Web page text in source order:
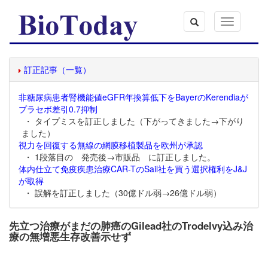
Toggle
navigation
訂正記事（一覧）
非糖尿病患者腎機能値eGFR年換算低下をBayerのKerendiaが
プラセボ差引0.7抑制
・ タイプミスを訂正しました（下がってきました→下がり
ました）
視力を回復する無線の網膜移植製品を欧州が承認
・ 1段落目の 発売後→市販品 に訂正しました。
体内仕立て免疫疾患治療CAR-TのSail社を買う選択権利をJ&J
が取得
・ 誤解を訂正しました（30億ドル弱→26億ドル弱）
先立つ治療がまだの肺癌のGilead社のTrodelvy込み治
療の無増悪生存改善示せず